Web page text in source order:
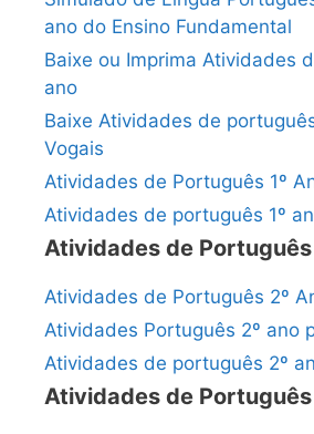
ano do Ensino Fundamental
Baixe ou Imprima Atividades
ano
Baixe Atividades de
Vogais
Atividades de Português 1º
Atividades de português 1º
Atividades de Português
Atividades de Português 2º
Atividades Português 2º ano
Atividades de português 2º
Atividades de Português